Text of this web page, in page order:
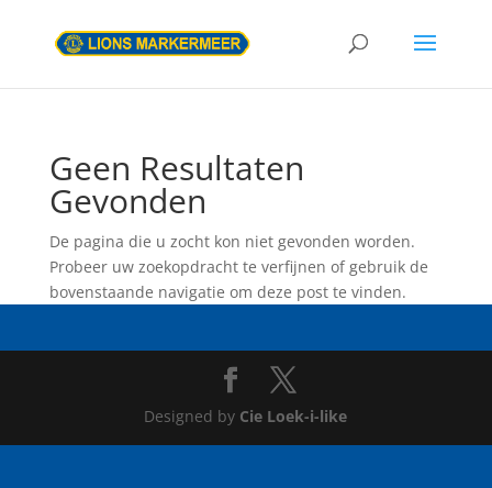
Geen Resultaten
Gevonden
De pagina die u zocht kon niet gevonden worden.
Probeer uw zoekopdracht te verfijnen of gebruik de
bovenstaande navigatie om deze post te vinden.
Designed by Cie Loek-i-like